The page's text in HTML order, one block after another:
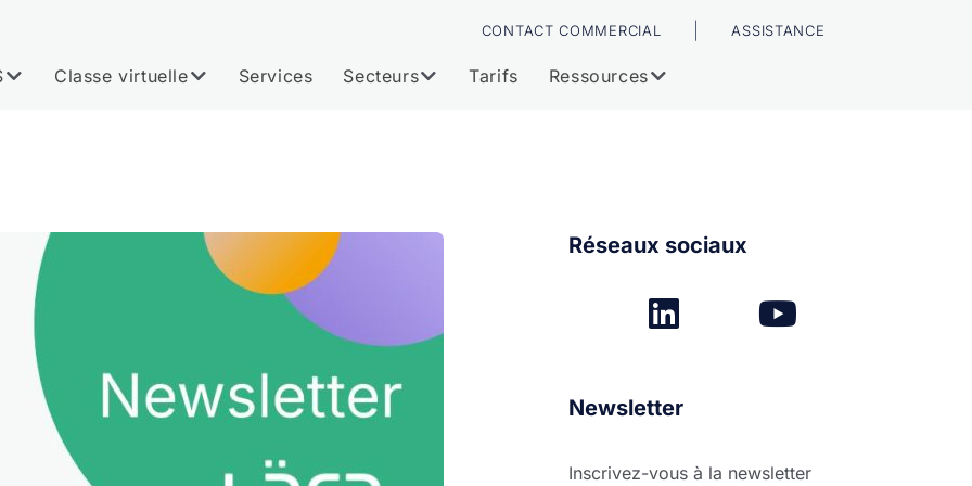
CONTACT COMMERCIAL ASSISTANCE
Classe virtuelle Services Secteurs Tarifs Ressources
Réseaux sociaux
Newsletter
Inscrivez-vous à la newsletter